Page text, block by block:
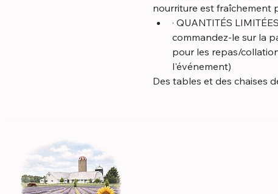
nourriture est fraîchement
· QUANTITÉS
commandez-le sur la
pour les repas/
l'événement)
Des tables et des chaises